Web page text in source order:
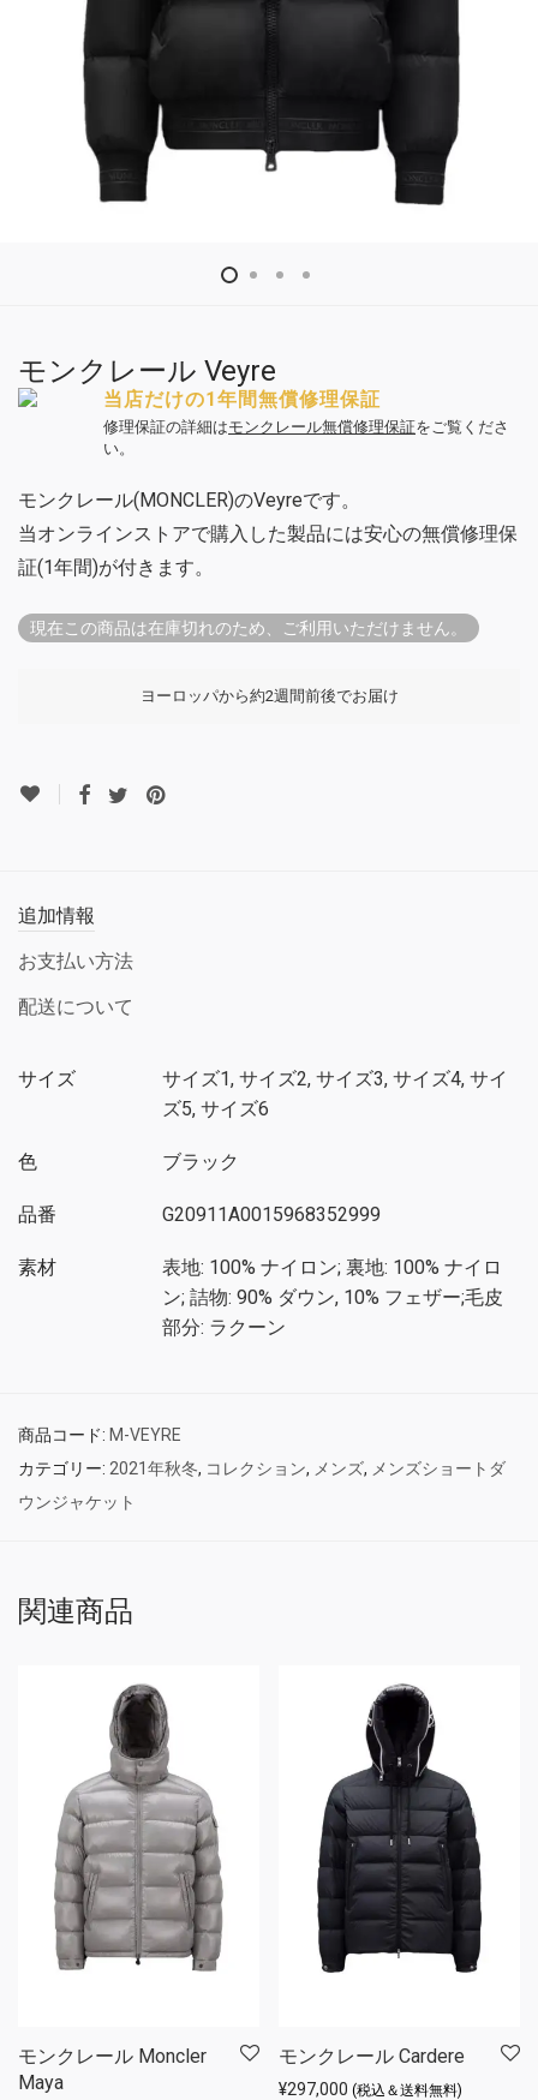
モンクレール Veyre
当店だけの1年間無償修理保証
修理保証の詳細はモンクレール無償修理保証をご覧くださ
い。
モンクレール(MONCLER)のVeyreです。
当オンラインストアで購入した製品には安心の無償修理保
証(1年間)が付きます。
現在この商品は在庫切れのため、ご利用いただけません。
ヨーロッパから約2週間前後でお届け
追加情報
お支払い方法
配送について
サイズ
サイズ1, サイズ2, サイズ3, サイズ4, サイ
ズ5, サイズ6
色 ブラック
品番 G20911A0015968352999
素材
表地: 100% ナイロン; 裏地: 100% ナイロ
ン; 詰物: 90% ダウン, 10% フェザー;毛皮
部分: ラクーン
商品コード: M-VEYRE
カテゴリー: 2021年秋冬, コレクション, メンズ, メンズショートダ
ウンジャケット
関連商品
モンクレール Moncler
Maya
モンクレール Cardere
¥297,000 (税込＆送料無料)